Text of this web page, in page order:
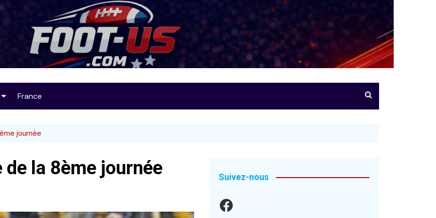
Foot-US
France
journée
de la 8ème journée Suivez-nous
Facebook